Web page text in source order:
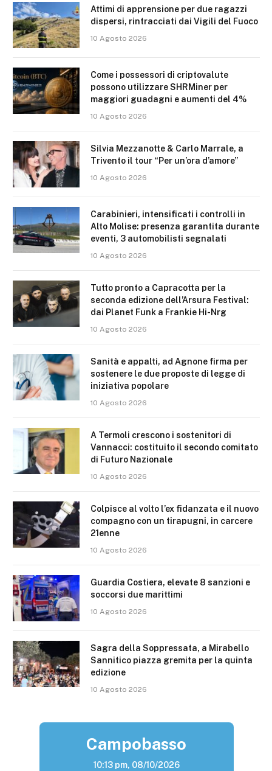
Attimi di apprensione per due ragazzi
dispersi, rintracciati dai Vigili del Fuoco
10 Agosto 2026
Come i possessori di criptovalute
possono utilizzare SHRMiner per
maggiori guadagni e aumenti del 4%
10 Agosto 2026
Silvia Mezzanotte & Carlo Marrale, a
Trivento il tour “Per un’ora d’amore”
10 Agosto 2026
Carabinieri, intensificati i controlli in
Alto Molise: presenza garantita durante
eventi, 3 automobilisti segnalati
10 Agosto 2026
Tutto pronto a Capracotta per la
seconda edizione dell’Arsura Festival:
dai Planet Funk a Frankie Hi-Nrg
10 Agosto 2026
Sanità e appalti, ad Agnone firma per
sostenere le due proposte di legge di
iniziativa popolare
10 Agosto 2026
A Termoli crescono i sostenitori di
Vannacci: costituito il secondo comitato
di Futuro Nazionale
10 Agosto 2026
Colpisce al volto l’ex fidanzata e il nuovo
compagno con un tirapugni, in carcere
21enne
10 Agosto 2026
Guardia Costiera, elevate 8 sanzioni e
soccorsi due marittimi
10 Agosto 2026
Sagra della Soppressata, a Mirabello
Sannitico piazza gremita per la quinta
edizione
10 Agosto 2026
Campobasso
10:13 pm, 08/10/2026